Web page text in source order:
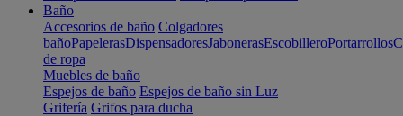
Baño
Accesorios de baño Colgadores
bañoPapelerasDispensadoresJabonerasEscobilleroPortarrollos
de ropa
Muebles de baño
Espejos de baño Espejos de baño sin Luz
Grifería Grifos para ducha